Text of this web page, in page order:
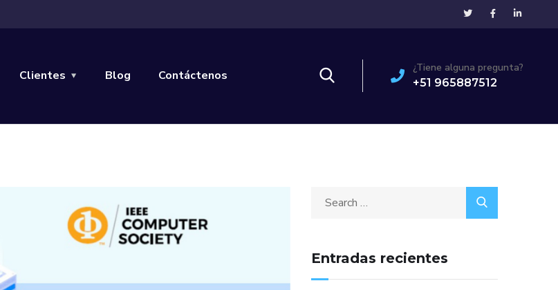
Clientes Blog Contáctenos
¿Tiene alguna pregunta?
+51 965887512
Entradas recientes